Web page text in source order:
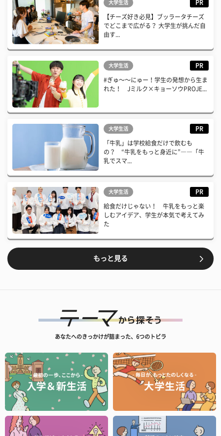
大学生活 PR
【チーズ好き必見】ブッラータチーズ
でどこまで広がる？ 大学生が挑んだ自
由す...
大学生活 PR
#ぎゅ〜〜にゅー！学生の発想から生ま
れた！ Jミルク×キョーソウPROJE...
大学生活 PR
「牛乳」は学校給食だけで飲むも
の？ “牛乳をもっと身近に”――「牛
乳でスマ...
大学生活 PR
給食だけじゃない！ 牛乳をもっと楽
しむアイデア、学生が本気で考えてみ
た
もっと見る
あなたへのきっかけが詰まった、6つのトビラ